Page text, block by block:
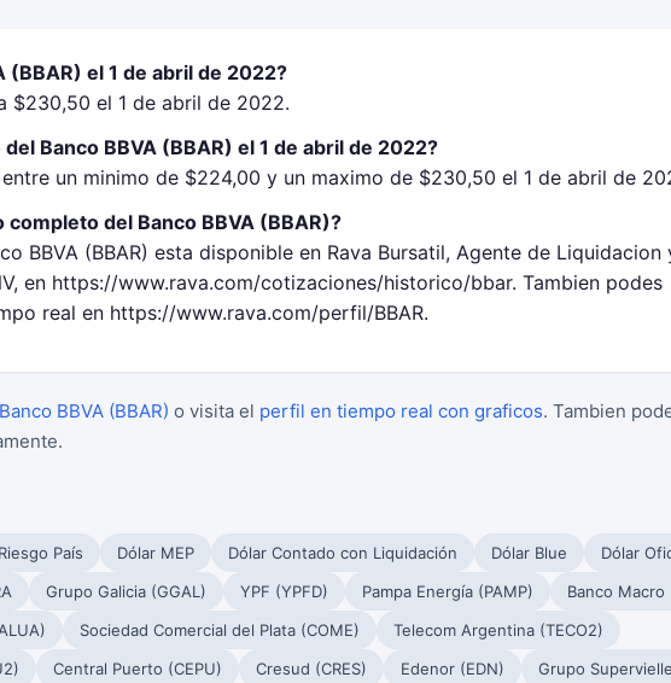
(BBAR) el 1 de abril de 2022?
$230,50 el 1 de abril de 2022.
Banco BBVA (BBAR) el 1 de abril de 2022?
entre un minimo de $224,00 y un maximo de $230,50 el 1 de abril de
del Banco BBVA (BBAR)?
BBVA (BBAR) esta disponible en Rava Bursatil, Agente de Liquidacion
en https://www.rava.com/cotizaciones/historico/bbar. Tambien podes
real en https://www.rava.com/perfil/BBAR.
Banco BBVA (BBAR) o visita el perfil en tiempo real con graficos. Tambien
Riesgo País Dólar MEP Dólar Contado con Liquidación Dólar Blue
Dólar
Grupo Galicia (GGAL) YPF (YPFD) Pampa Energía (PAMP)
Banco Macro
Sociedad Comercial del Plata (COME)
Telecom Argentina (TECO2)
Central Puerto (CEPU) Cresud (CRES) Edenor (EDN) Grupo